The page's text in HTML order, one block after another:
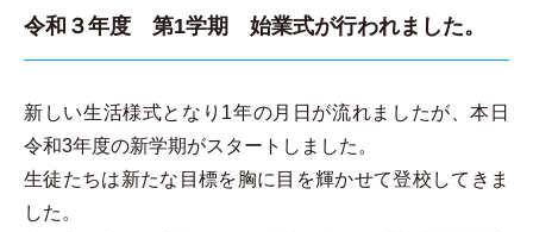
令和３年度 第1学期 始業式が行われました。
新しい生活様式となり1年の月日が流れましたが、本日
令和3年度の新学期がスタートしました。
生徒たちは新たな目標を胸に目を輝かせて登校してきま
した。